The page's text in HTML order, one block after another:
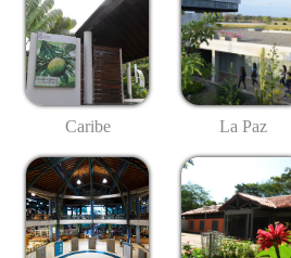
Caribe La Paz